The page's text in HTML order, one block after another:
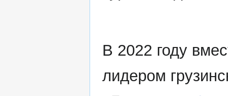
В 2022 году
лидером